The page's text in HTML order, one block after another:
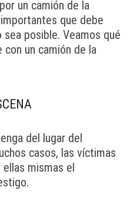
un camión de la
que debe
posible. Veamos qué
un camión de la
del lugar del
casos, las víctimas
mismas el